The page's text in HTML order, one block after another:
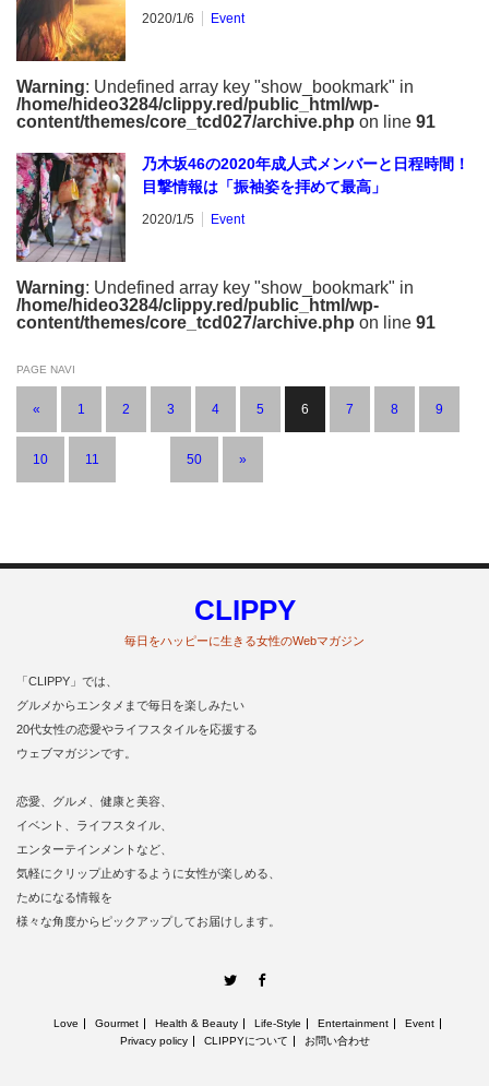
2020/1/6 Event
Warning: Undefined array key "show_bookmark" in
/home/hideo3284/clippy.red/public_html/wp-
content/themes/core_tcd027/archive.php on line 91
乃木坂46の2020年成人式メンバーと日程時間！
目撃情報は「振袖姿を拝めて最高」
2020/1/5 Event
Warning: Undefined array key "show_bookmark" in
/home/hideo3284/clippy.red/public_html/wp-
content/themes/core_tcd027/archive.php on line 91
PAGE NAVI
« 1 2 3 4 5 6 7 8 9
10 11 50 »
CLIPPY
毎日をハッピーに生きる女性のWebマガジン
「CLIPPY」では、
グルメからエンタメまで毎日を楽しみたい
20代女性の恋愛やライフスタイルを応援する
ウェブマガジンです。
恋愛、グルメ、健康と美容、
イベント、ライフスタイル、
エンターテインメントなど、
気軽にクリップ止めするように女性が楽しめる、
ためになる情報を
様々な角度からピックアップしてお届けします。
Twitter
Love Gourmet Health & Beauty Life‐Style Entertainment
Event
Privacy policy
CLIPPYについて お問い合わせ